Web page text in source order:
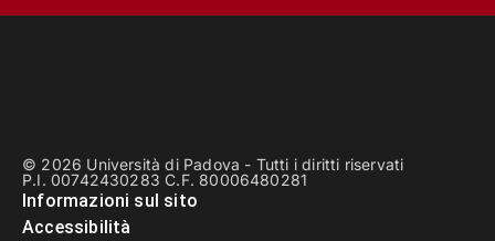
© 2026 Università di Padova - Tutti i diritti riservati
P.I. 00742430283 C.F. 80006480281
Informazioni sul sito
Accessibilità